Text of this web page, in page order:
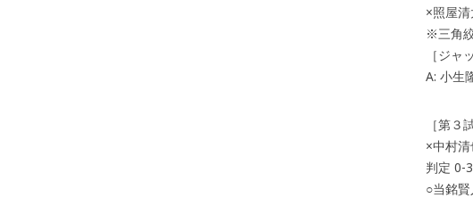
×照屋清
※三角
［ジャ
A: 小生
［第
×中村清
判定 0-3
○当銘賢